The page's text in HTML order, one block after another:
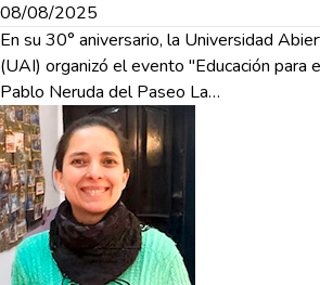
08/08/2025
En su 30° aniversario, la Universidad
(UAI) organizó el evento "Educación para
Pablo Neruda del Paseo La…